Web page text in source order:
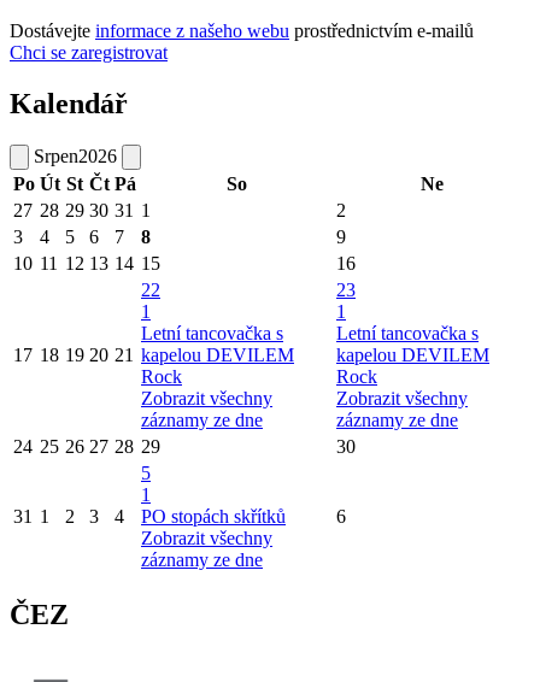
Dostávejte informace z našeho webu prostřednictvím e-mailů
Chci se zaregistrovat
Kalendář
Srpen2026
Po Út St Čt Pá So
Ne
27 28 29 30 31 1
2
3
4 5 6 7 8
9
10 11 12 13 14 15 16
17 18 19 20 21
22
1
Letní tancovačka s
kapelou DEVILEM
Rock
Zobrazit všechny
záznamy ze dne
23
1
Letní tancovačka s
kapelou DEVILEM
Rock
Zobrazit všechny
záznamy ze dne
24 25 26 27 28 29 30
31 1 2 3 4
5
1
PO stopách skřítků
Zobrazit všechny
záznamy ze dne
6
ČEZ